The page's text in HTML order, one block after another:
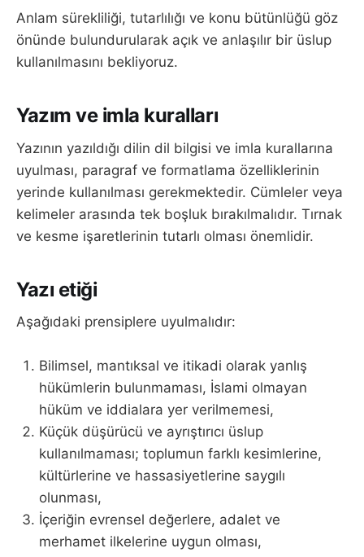
Anlam sürekliliği, tutarlılığı ve konu bütünlüğü göz
önünde bulundurularak açık ve anlaşılır bir üslup
kullanılmasını bekliyoruz.
Yazım ve imla kuralları
Yazının yazıldığı dilin dil bilgisi ve imla kurallarına
uyulması, paragraf ve formatlama özelliklerinin
yerinde kullanılması gerekmektedir. Cümleler veya
kelimeler arasında tek boşluk bırakılmalıdır. Tırnak
ve kesme işaretlerinin tutarlı olması önemlidir.
Yazı etiği
Aşağıdaki prensiplere uyulmalıdır:
Bilimsel, mantıksal ve itikadi olarak yanlış
hükümlerin bulunmaması, İslami olmayan
hüküm ve iddialara yer verilmemesi,
Küçük düşürücü ve ayrıştırıcı üslup
kullanılmaması; toplumun farklı kesimlerine,
kültürlerine ve hassasiyetlerine saygılı
olunması,
İçeriğin evrensel değerlere, adalet ve
merhamet ilkelerine uygun olması,